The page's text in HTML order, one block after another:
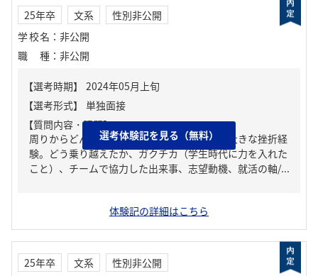
25年卒 文系
性別非公開
学校名 ： 非公開
職種 ： 非公開
【質問内容・課題】
周りからどんな人といわれる？、人生の中で大きな挫折経
験。どう乗り越えたか、ガクチカ（学生時代に力を入れた
こと）、チームで協力した出来事、志望動機、就活の軸/...
選考体験記を見る（無料）
体験記の詳細はこちら
25年卒 文系
性別非公開